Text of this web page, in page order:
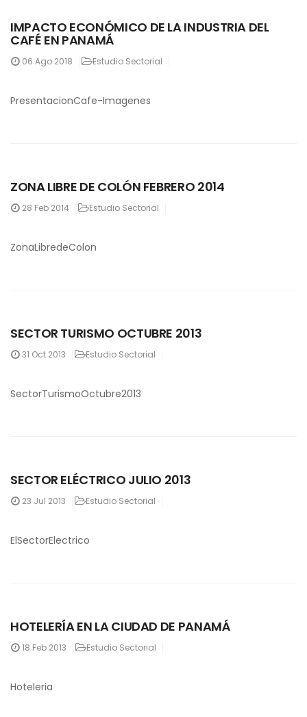
IMPACTO ECONÓMICO DE LA INDUSTRIA DEL
CAFÉ EN PANAMÁ
06 Ago 2018 Estudio Sectorial
PresentacionCafe-Imagenes
ZONA LIBRE DE COLÓN FEBRERO 2014
28 Feb 2014 Estudio Sectorial
ZonaLibredeColon
SECTOR TURISMO OCTUBRE 2013
31 Oct 2013 Estudio Sectorial
SectorTurismoOctubre2013
SECTOR ELÉCTRICO JULIO 2013
23 Jul 2013 Estudio Sectorial
ElSectorElectrico
HOTELERÍA EN LA CIUDAD DE PANAMÁ
18 Feb 2013 Estudio Sectorial
Hoteleria